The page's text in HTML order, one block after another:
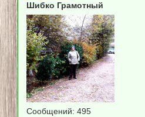
Шибко Грамотный
Сообщений: 495